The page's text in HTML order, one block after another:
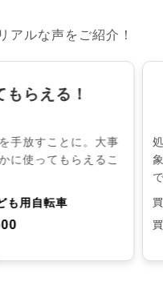
アルな声をご紹介！
らえる！
手放すことに。大事
に使ってもらえるこ
も用自転車